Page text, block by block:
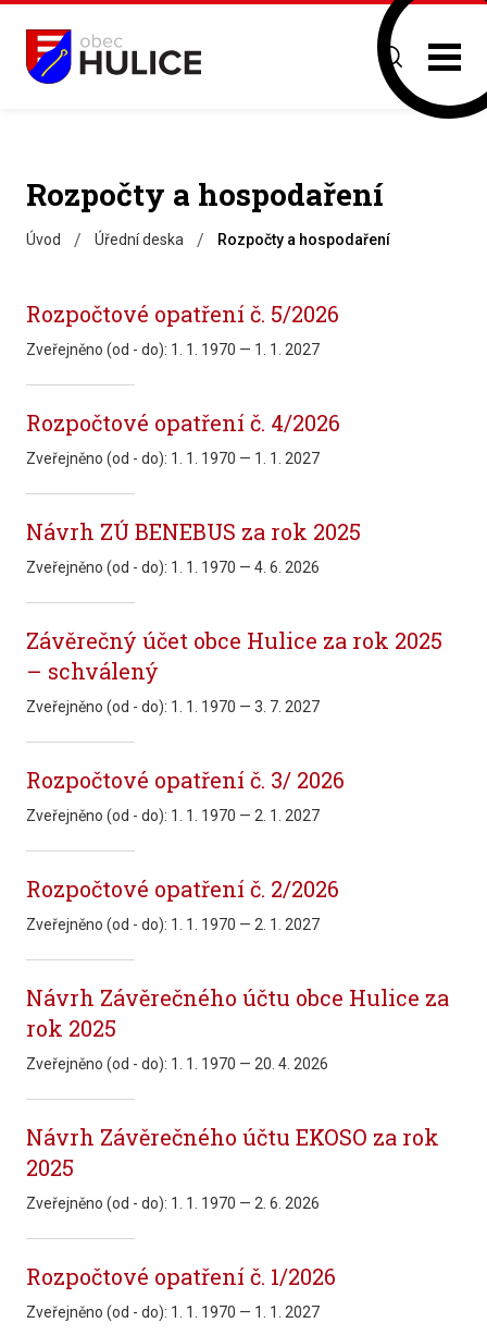
Rozpočty a hospodaření
Úvod / Úřední deska / Rozpočty a hospodaření
Rozpočtové opatření č. 5/2026
Zveřejněno (od - do): 1. 1. 1970 — 1. 1. 2027
Rozpočtové opatření č. 4/2026
Zveřejněno (od - do): 1. 1. 1970 — 1. 1. 2027
Návrh ZÚ BENEBUS za rok 2025
Zveřejněno (od - do): 1. 1. 1970 — 4. 6. 2026
Závěrečný účet obce Hulice za rok 2025
– schválený
Zveřejněno (od - do): 1. 1. 1970 — 3. 7. 2027
Rozpočtové opatření č. 3/ 2026
Zveřejněno (od - do): 1. 1. 1970 — 2. 1. 2027
Rozpočtové opatření č. 2/2026
Zveřejněno (od - do): 1. 1. 1970 — 2. 1. 2027
Návrh Závěrečného účtu obce Hulice za
rok 2025
Zveřejněno (od - do): 1. 1. 1970 — 20. 4. 2026
Návrh Závěrečného účtu EKOSO za rok
2025
Zveřejněno (od - do): 1. 1. 1970 — 2. 6. 2026
Rozpočtové opatření č. 1/2026
Zveřejněno (od - do): 1. 1. 1970 — 1. 1. 2027